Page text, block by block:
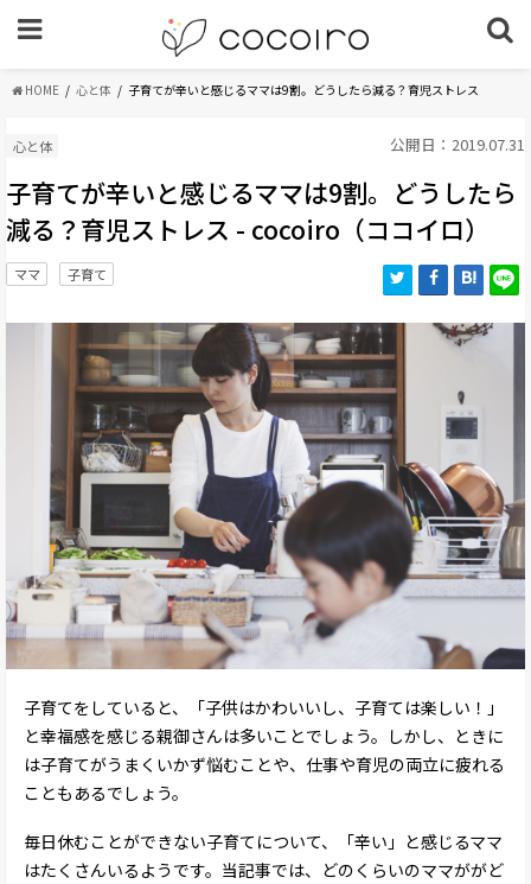
HOME 心と体 子育てが辛いと感じるママは9割。どうしたら減る？育児ストレス
心と体 公開日：2019.07.31
子育てが辛いと感じるママは9割。どうしたら
減る？育児ストレス - cocoiro（ココイロ）
ママ 子育て
子育てをしていると、「子供はかわいいし、子育ては楽しい！」
と幸福感を感じる親御さんは多いことでしょう。しかし、ときに
は子育てがうまくいかず悩むことや、仕事や育児の両立に疲れる
こともあるでしょう。
毎日休むことができない子育てについて、「辛い」と感じるママ
はたくさんいるようです。当記事では、どのくらいのママががど